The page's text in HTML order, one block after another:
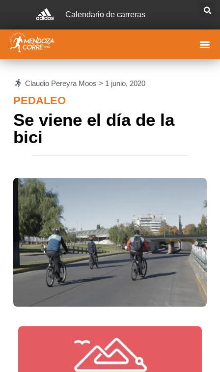
Calendario de carreras
Claudio Pereyra Moos > 1 junio, 2020
PEDALEO
Se viene el día de la
bici